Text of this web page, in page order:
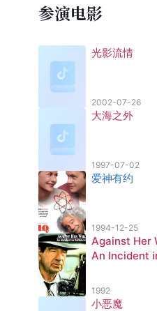
参演电影
光影流情
2002-07-26
大海之外
1997-07-02
爱神有约
1994-12-25
Against Her
An Incident
1992
小恶魔